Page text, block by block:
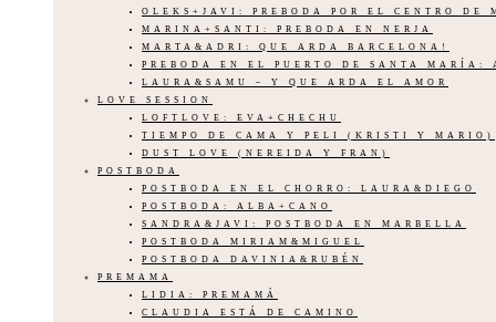
OLEKS+JAVI: PREBODA POR EL CENTRO DE
MARINA+SANTI: PREBODA EN NERJA
MARTA&ADRI: QUE ARDA BARCELONA!
PREBODA EN EL PUERTO DE SANTA MARÍA:
LAURA&SAMU – Y QUE ARDA EL AMOR
LOVE SESSION
LOFTLOVE: EVA+CHECHU
TIEMPO DE CAMA Y PELI (KRISTI Y MARIO)
DUST LOVE (NEREIDA Y FRAN)
POSTBODA
POSTBODA EN EL CHORRO: LAURA&DIEGO
POSTBODA: ALBA+CANO
SANDRA&JAVI: POSTBODA EN MARBELLA
POSTBODA MIRIAM&MIGUEL
POSTBODA DAVINIA&RUBÉN
PREMAMA
LIDIA: PREMAMÁ
CLAUDIA ESTÁ DE CAMINO